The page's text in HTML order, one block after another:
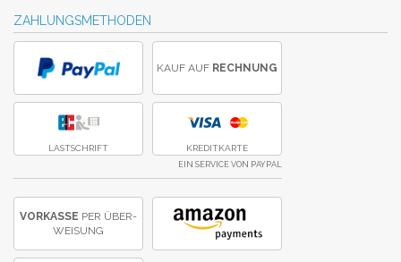
ZAHLUNGSMETHODEN
KAUF AUF RECHNUNG
LASTSCHRIFT KREDITKARTE
EIN SERVICE VON PAYPAL
VORKASSE PER ÜBER­
WEISUNG